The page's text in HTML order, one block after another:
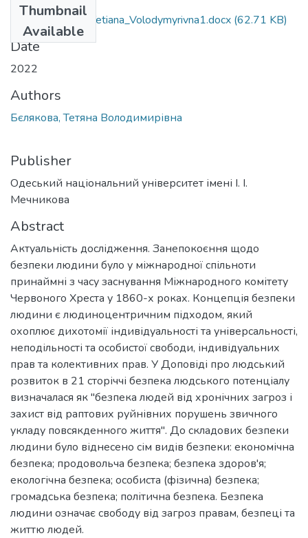
Thumbnail
Available
053_Bieliakova_Tetiana_Volodymyrivna1.docx (62.71 KB)
Date
2022
Authors
Бєлякова, Тетяна Володимирівна
Publisher
Одеський національний університет імені І. І.
Мечникова
Abstract
Актуальність дослідження. Занепокоєння щодо
безпеки людини було у міжнародної спільноти
принаймні з часу заснування Міжнародного комітету
Червоного Хреста у 1860-х роках. Концепція безпеки
людини є людиноцентричним підходом, який
охоплює дихотомії індивідуальності та універсальності,
неподільності та особистої свободи, індивідуальних
прав та колективних прав. У Доповіді про людський
розвиток в 21 сторіччі безпека людського потенціалу
визначалася як "безпека людей від хронічних загроз і
захист від раптових руйнівних порушень звичного
укладу повсякденного життя". До складових безпеки
людини було віднесено сім видів безпеки: економічна
безпека; продовольча безпека; безпека здоров'я;
екологічна безпека; особиста (фізична) безпека;
громадська безпека; політична безпека. Безпека
людини означає свободу від загроз правам, безпеці та
життю людей.